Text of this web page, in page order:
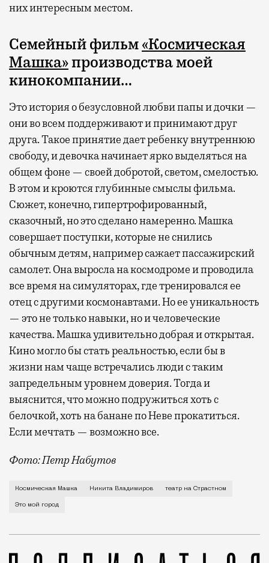
них интересным местом.
Семейный фильм«Космическая
Машка»производства моей
кинокомпании…
Это история о безусловной любви папы и дочки —
они во всем поддерживают и принимают друг
друга. Такое принятие дает ребенку внутреннюю
свободу, и девочка начинает ярко выделяться на
общем фоне — своей добротой, светом, смелостью.
В этом и кроются глубинные смыслы фильма.
Сюжет, конечно, гипертрофированный,
сказочный, но это сделано намеренно. Машка
совершает поступки, которые не снились
обычным детям, например сажает пассажирский
самолет. Она выросла на космодроме и проводила
все время на симуляторах, где тренировался ее
отец с другими космонавтами. Но ее уникальность
— это не только навыки, но и человеческие
качества. Машка удивительно добрая и открытая.
Кино могло бы стать реальностью, если бы в
жизни нам чаще встречались люди с таким
запредельным уровнем доверия. Тогда и
выяснится, что можно подружиться хоть с
белочкой, хоть на банане по Неве прокатиться.
Если мечтать — возможно все.
Фото: Петр Набутов
О рождении за границей благодаря бабушке
Космическая Машка Никита Владимиров театр на Страстном
Это мой город